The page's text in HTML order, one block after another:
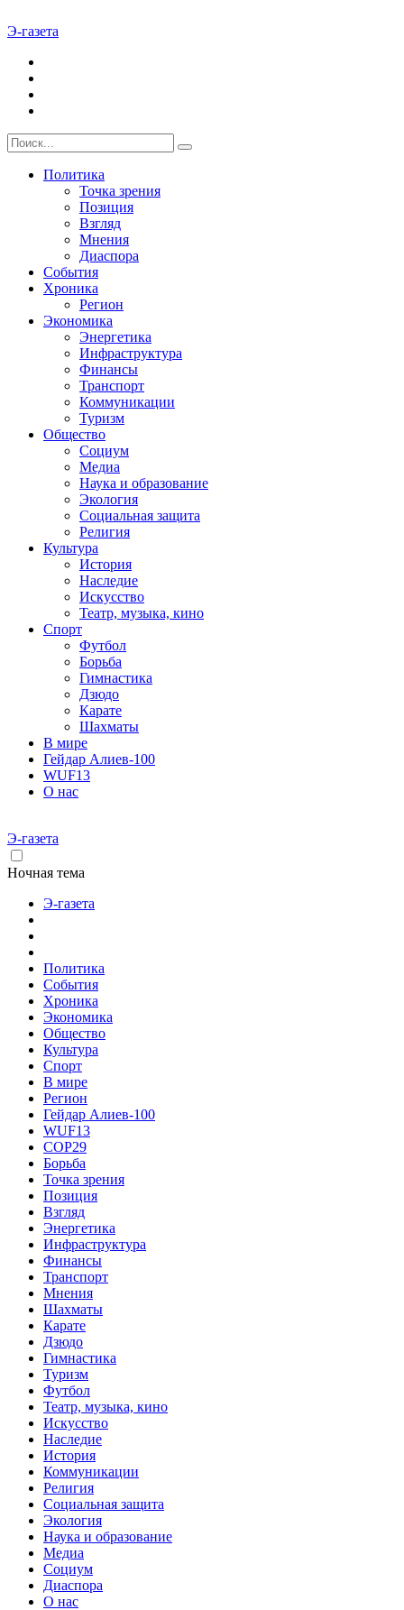
Э-газета
Политика
Точка зрения
Позиция
Взгляд
Мнения
Диаспора
События
Хроника
Регион
Экономика
Энергетика
Инфраструктура
Финансы
Транспорт
Коммуникации
Туризм
Общество
Социум
Медиа
Наука и образование
Экология
Социальная защита
Религия
Культура
История
Наследие
Искусство
Театр, музыка, кино
Спорт
Футбол
Борьба
Гимнастика
Дзюдо
Карате
Шахматы
В мире
Гейдар Алиев-100
WUF13
О нас
Э-газета
Ночная тема
Э-газета
Политика
События
Хроника
Экономика
Общество
Культура
Спорт
В мире
Регион
Гейдар Алиев-100
WUF13
COP29
Борьба
Точка зрения
Позиция
Взгляд
Энергетика
Инфраструктура
Финансы
Транспорт
Мнения
Шахматы
Карате
Дзюдо
Гимнастика
Туризм
Футбол
Театр, музыка, кино
Искусство
Наследие
История
Коммуникации
Религия
Социальная защита
Экология
Наука и образование
Медиа
Социум
Диаспора
О нас